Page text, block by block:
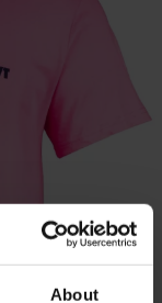
About